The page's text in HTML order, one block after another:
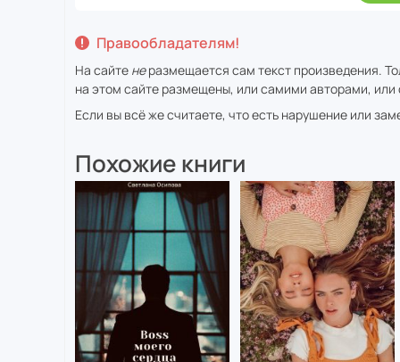
Правообладателям!
На сайте неразмещается сам текст произведения.
на этом сайте размещены, или самими авторами,
Если вы всё же считаете, что есть нарушение или
Похожие книги